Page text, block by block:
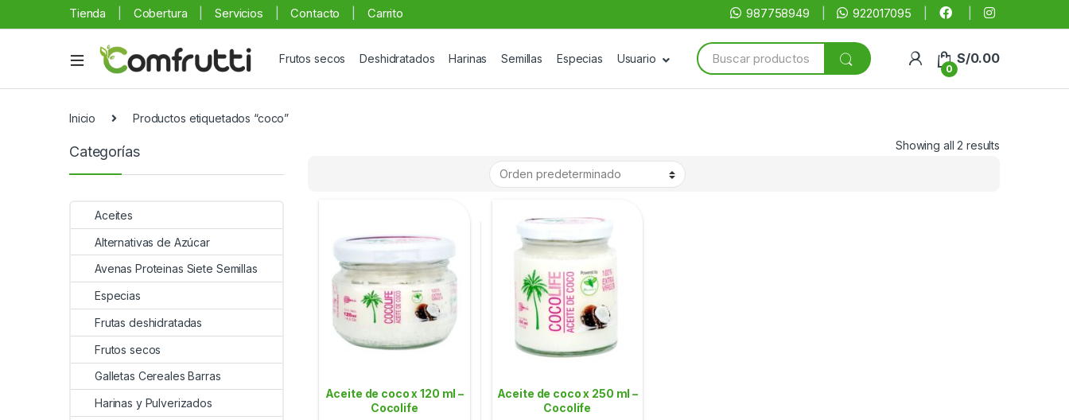
Tienda Cobertura Servicios Contacto Carrito 987758949 922017095
Frutos secos Deshidratados Harinas Semillas Especias Usuario
Search
for:
0
S/0.00
Inicio
Productos etiquetados “coco”
Showing all 2 results
Aceite de coco x 120 ml –
Cocolife
Aceite de coco x 250 ml –
Cocolife
Categorías
Aceites
Alternativas de Azúcar
Avenas Proteinas Siete Semillas
Especias
Frutas deshidratadas
Frutos secos
Galletas Cereales Barras
Harinas y Pulverizados